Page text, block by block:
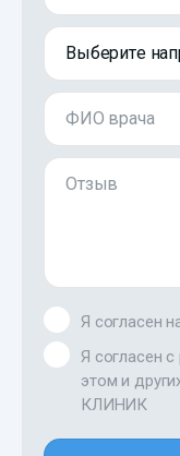
Выберите
ФИО врача
Отзыв
Я согласен
Я согласен
этом и
КЛИНИК